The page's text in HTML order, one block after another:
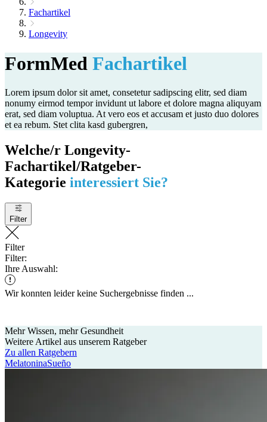
Fachartikel
Longevity
FormMed Fachartikel
Lorem ipsum dolor sit amet, consetetur sadipscing elitr, sed diam
nonumy eirmod tempor invidunt ut labore et dolore magna aliquyam
erat, sed diam voluptua. At vero eos et accusam et justo duo dolores
et ea rebum. Stet clita kasd gubergren,
Welche/r Longevity-
Fachartikel/Ratgeber-
Kategorie interessiert Sie?
Filter
Filter
Filter:
Ihre Auswahl:
Wir konnten leider keine Suchergebnisse finden ...
Mehr Wissen, mehr Gesundheit
Weitere Artikel aus unserem Ratgeber
Zu allen Ratgebern
MelatoninaSueño